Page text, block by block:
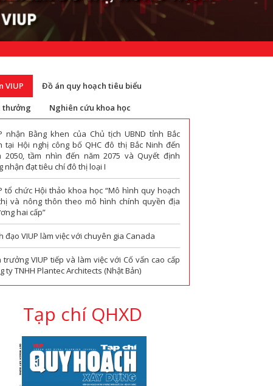
VIUP
Đồ án quy hoạch tiêu biểu
thưởng
Nghiên cứu khoa học
nhận Bằng khen của Chủ tịch UBND tỉnh Bắc
tại Hội nghị công bố QHC đô thị Bắc Ninh đến
2050, tầm nhìn đến năm 2075 và Quyết định
nhận đạt tiêu chí đô thị loại I
tổ chức Hội thảo khoa học “Mô hình quy hoạch
và nông thôn theo mô hình chính quyền địa
hai cấp”
đạo VIUP làm việc với chuyên gia Canada
trưởng VIUP tiếp và làm việc với Cố vấn cao cấp
ty TNHH Plantec Architects (Nhật Bản)
Tạp chí QHXD